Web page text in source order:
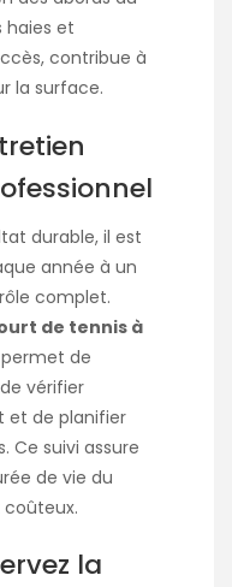
haies et
contribue à
la surface.
durable, il est
année à un
complet.
de tennis à
de
vérifier
et de planifier
Ce suivi assure
de vie du
la